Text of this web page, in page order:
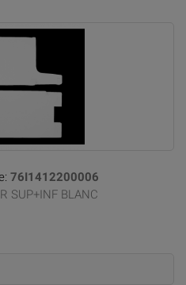
76I1412200006
SUP+INF BLANC